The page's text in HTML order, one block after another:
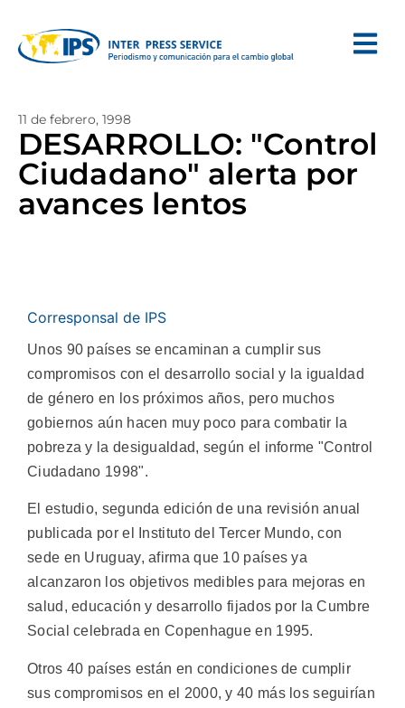
11 de febrero, 1998
DESARROLLO: "Control
Ciudadano" alerta por
avances lentos
Corresponsal de IPS
Unos 90 países se encaminan a cumplir sus
compromisos con el desarrollo social y la igualdad
de género en los próximos años, pero muchos
gobiernos aún hacen muy poco para combatir la
pobreza y la desigualdad, según el informe "Control
Ciudadano 1998".
El estudio, segunda edición de una revisión anual
publicada por el Instituto del Tercer Mundo, con
sede en Uruguay, afirma que 10 países ya
alcanzaron los objetivos medibles para mejoras en
salud, educación y desarrollo fijados por la Cumbre
Social celebrada en Copenhague en 1995.
Otros 40 países están en condiciones de cumplir
sus compromisos en el 2000, y 40 más los seguirían